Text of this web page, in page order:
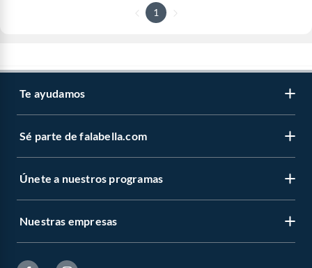
1
Te ayudamos
Sé parte de falabella.com
Únete a nuestros programas
Nuestras empresas